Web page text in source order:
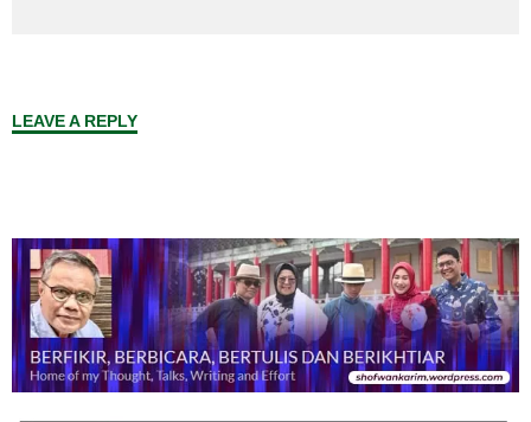
LEAVE A REPLY